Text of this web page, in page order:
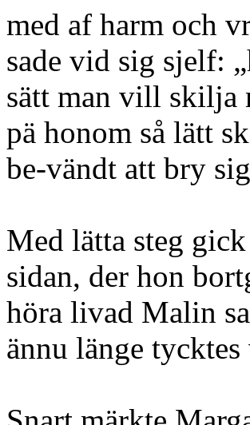
med af harm och
sade vid sig sjelf:
sätt man vill skilja
pä honom så lätt
be-vändt att bry
Med lätta steg
sidan, der hon
höra livad Malin
ännu länge